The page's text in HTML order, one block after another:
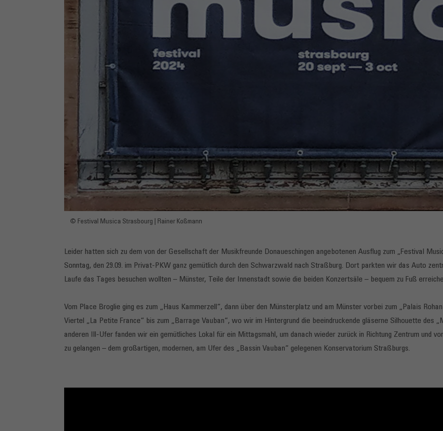
© Festival Musica Strasbourg | Rainer Koßmann
Leider hatten sich zu dem von der Gesellschaft der Musikfreunde Donaueschingen angebotenen Ausflug zum „Festival
Sonntag, den 29.09. im Privat-PKW ganz gemütlich durch den Schwarzwald nach Straßburg. Dort parkten wir das Auto
Laufe das Tages besuchen wollten – Münster, Teile der Innenstadt sowie die beiden Konzertsäle – bequem zu Fuß
Vom Place Broglie ging es zum „Haus Kammerzell“, dann über den Münsterplatz und am Münster vorbei zum „Palais
Viertel „La Petite France“ bis zum „Barrage Vauban“, wo wir im Hintergrund die beeindruckende gläserne Silhouette des
anderen Ill-Ufer fanden wir ein gemütliches Lokal für ein Mittagsmahl, um danach wieder zurück in Richtung Zentrum und
zu gelangen – dem großartigen, modernen, am Ufer des „Bassin Vauban“ gelegenen Konservatorium Straßburgs.